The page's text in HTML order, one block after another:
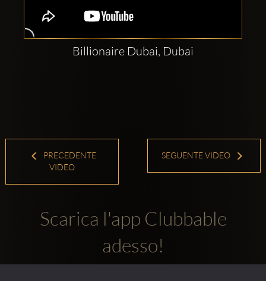
Billionaire Dubai, Dubai
PRECEDENTE
VIDEO
SEGUENTE VIDEO
Scarica l'app Clubbable
adesso!